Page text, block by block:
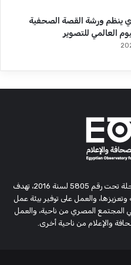
ينظم ورشة القصة الصحفية
العالمي للتصوير
مؤسسة بحثية وحقوقية مستقلة، مسجلة تحت رقم 5805 لسنة 2016، تهدف
والعمل على توفير بيئة عمل
المجتمع المصري من ناحية، والعمل
والإعلام من ناحية أخرى.